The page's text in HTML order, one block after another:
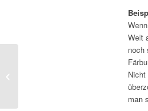
Welt
noch
man
Kommunikation: Leben & Leben